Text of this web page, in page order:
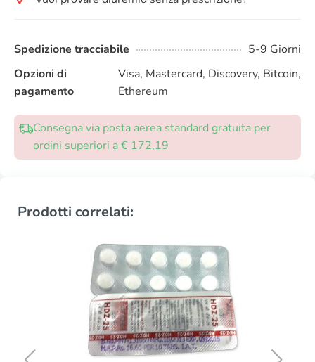
Spedizione tracciabile
5-9 Giorni
Opzioni di
pagamento
Visa, Mastercard, Discovery, Bitcoin,
Ethereum
Consegna via posta aerea standard gratuita per
ordini superiori a € 172,19
Prodotti correlati: